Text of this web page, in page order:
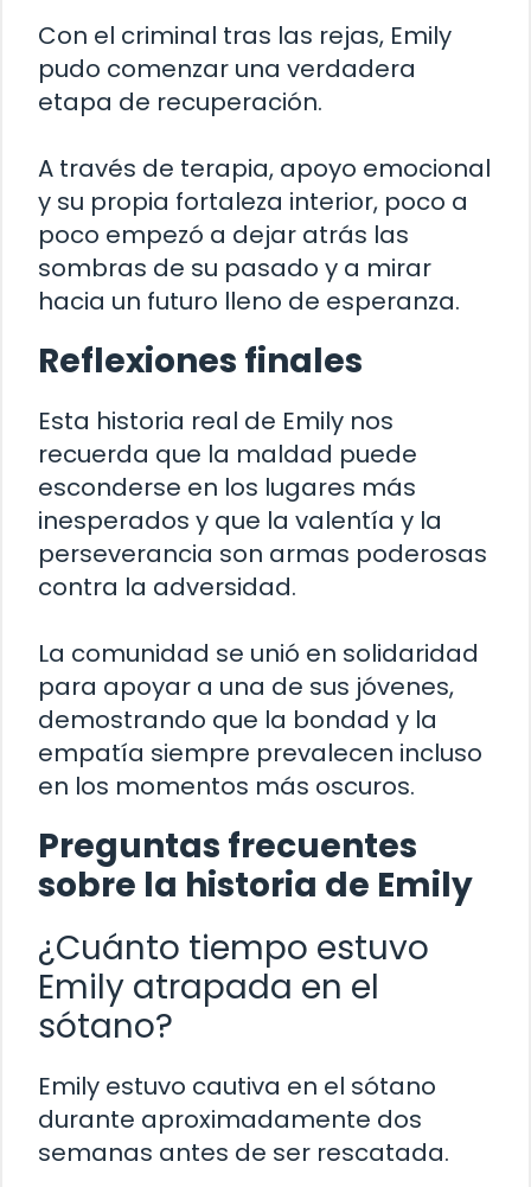
Con el criminal tras las rejas, Emily
pudo comenzar una verdadera
etapa de recuperación.
A través de terapia, apoyo emocional
y su propia fortaleza interior, poco a
poco empezó a dejar atrás las
sombras de su pasado y a mirar
hacia un futuro lleno de esperanza.
Reflexiones finales
Esta historia real de Emily nos
recuerda que la maldad puede
esconderse en los lugares más
inesperados y que la valentía y la
perseverancia son armas poderosas
contra la adversidad.
La comunidad se unió en solidaridad
para apoyar a una de sus jóvenes,
demostrando que la bondad y la
empatía siempre prevalecen incluso
en los momentos más oscuros.
Preguntas frecuentes
sobre la historia de Emily
¿Cuánto tiempo estuvo
Emily atrapada en el
sótano?
Emily estuvo cautiva en el sótano
durante aproximadamente dos
semanas antes de ser rescatada.